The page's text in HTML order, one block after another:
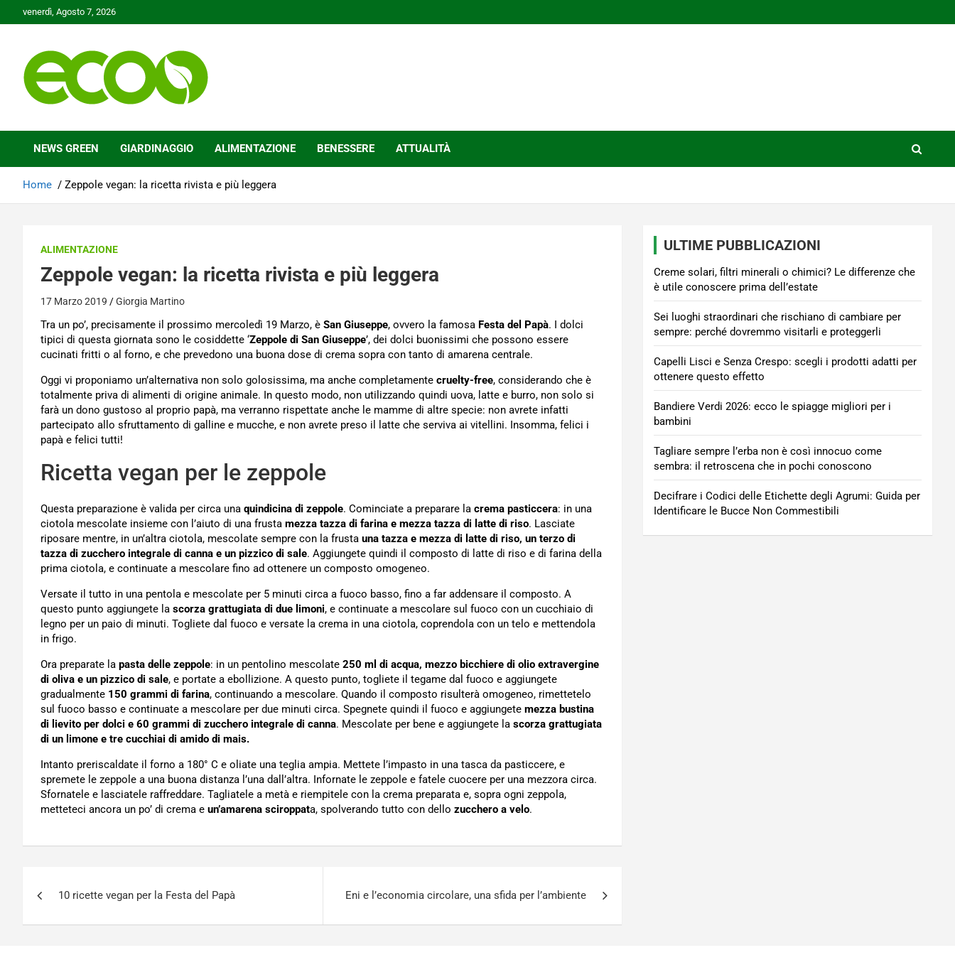
to
venerdì, Agosto 7, 2026
Ecoo.it
NEWS GREEN GIARDINAGGIO ALIMENTAZIONE BENESSERE ATTUALITÀ
Home Zeppole vegan: la ricetta rivista e più leggera
ALIMENTAZIONE
Zeppole vegan: la ricetta rivista e più leggera
17 Marzo 2019 Giorgia Martino
Tra un po’, precisamente il prossimo mercoledì 19 Marzo, è San Giuseppe, ovvero la famosa Festa del Papà. I dolci
tipici di questa giornata sono le cosiddette ‘Zeppole di San Giuseppe’, dei dolci buonissimi che possono essere
cucinati fritti o al forno, e che prevedono una buona dose di crema sopra con tanto di amarena centrale.
Oggi vi proponiamo un’alternativa non solo golosissima, ma anche completamente cruelty-free, considerando che è
totalmente priva di alimenti di origine animale. In questo modo, non utilizzando quindi uova, latte e burro, non solo si
farà un dono gustoso al proprio papà, ma verranno rispettate anche le mamme di altre specie: non avrete infatti
partecipato allo sfruttamento di galline e mucche, e non avrete preso il latte che serviva ai vitellini. Insomma, felici i
papà e felici tutti!
Ricetta vegan per le zeppole
Questa preparazione è valida per circa una quindicina di zeppole. Cominciate a preparare la crema pasticcera: in una
ciotola mescolate insieme con l’aiuto di una frusta mezza tazza di farina e mezza tazza di latte di riso. Lasciate
riposare mentre, in un’altra ciotola, mescolate sempre con la frusta una tazza e mezza di latte di riso, un terzo di
tazza di zucchero integrale di canna e un pizzico di sale. Aggiungete quindi il composto di latte di riso e di farina della
prima ciotola, e continuate a mescolare fino ad ottenere un composto omogeneo.
Versate il tutto in una pentola e mescolate per 5 minuti circa a fuoco basso, fino a far addensare il composto. A
questo punto aggiungete la scorza grattugiata di due limoni, e continuate a mescolare sul fuoco con un cucchiaio di
legno per un paio di minuti. Togliete dal fuoco e versate la crema in una ciotola, coprendola con un telo e mettendola
in frigo.
Ora preparate la pasta delle zeppole: in un pentolino mescolate 250 ml di acqua, mezzo bicchiere di olio extravergine
di oliva e un pizzico di sale, e portate a ebollizione. A questo punto, togliete il tegame dal fuoco e aggiungete
gradualmente 150 grammi di farina, continuando a mescolare. Quando il composto risulterà omogeneo, rimettetelo
sul fuoco basso e continuate a mescolare per due minuti circa. Spegnete quindi il fuoco e aggiungete mezza bustina
di lievito per dolci e 60 grammi di zucchero integrale di canna. Mescolate per bene e aggiungete la scorza grattugiata
di un limone e tre cucchiai di amido di mais.
Intanto preriscaldate il forno a 180° C e oliate una teglia ampia. Mettete l’impasto in una tasca da pasticcere, e
spremete le zeppole a una buona distanza l’una dall’altra. Infornate le zeppole e fatele cuocere per una mezzora circa.
Sfornatele e lasciatele raffreddare. Tagliatele a metà e riempitele con la crema preparata e, sopra ogni zeppola,
metteteci ancora un po’ di crema e un’amarena sciroppata, spolverando tutto con dello zucchero a velo.
10 ricette vegan per la Festa del Papà Eni e l’economia circolare, una sfida per l’ambiente
ULTIME PUBBLICAZIONI
Creme solari, filtri minerali o chimici? Le differenze che
è utile conoscere prima dell’estate
Sei luoghi straordinari che rischiano di cambiare per
sempre: perché dovremmo visitarli e proteggerli
Capelli Lisci e Senza Crespo: scegli i prodotti adatti per
ottenere questo effetto
Bandiere Verdi 2026: ecco le spiagge migliori per i
bambini
Tagliare sempre l’erba non è così innocuo come
sembra: il retroscena che in pochi conoscono
Decifrare i Codici delle Etichette degli Agrumi: Guida per
Identificare le Bucce Non Commestibili